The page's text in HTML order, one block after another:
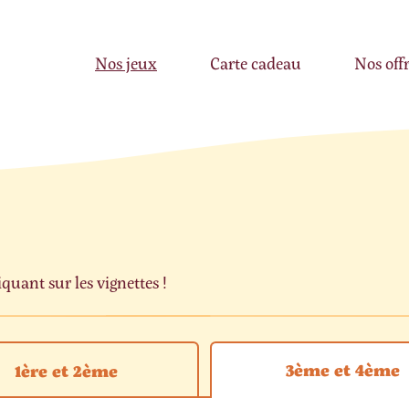
Nos jeux Carte cadeau Nos
sur les vignettes !
1ère et 2ème 3ème et 4ème